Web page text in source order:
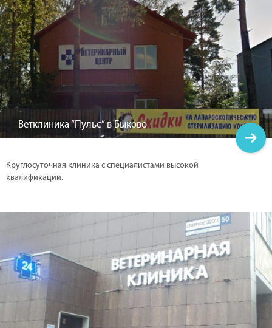
Ветклиника “Пульс” в Быково
Круглосуточная клиника с специалистами высокой
квалификации.